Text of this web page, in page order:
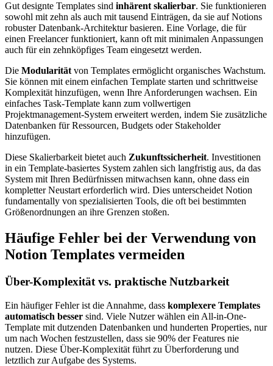
Gut designte Templates sind inhärent skalierbar. Sie funktionieren
sowohl mit zehn als auch mit tausend Einträgen, da sie auf Notions
robuster Datenbank-Architektur basieren. Eine Vorlage, die für
einen Freelancer funktioniert, kann oft mit minimalen Anpassungen
auch für ein zehnköpfiges Team eingesetzt werden.
Die Modularitätvon Templates ermöglicht organisches Wachstum.
Sie können mit einem einfachen Template starten und schrittweise
Komplexität hinzufügen, wenn Ihre Anforderungen wachsen. Ein
einfaches Task-Template kann zum vollwertigen
Projektmanagement-System erweitert werden, indem Sie zusätzliche
Datenbanken für Ressourcen, Budgets oder Stakeholder
hinzufügen.
Diese Skalierbarkeit bietet auch Zukunftssicherheit. Investitionen
in ein Template-basiertes System zahlen sich langfristig aus, da das
System mit Ihren Bedürfnissen mitwachsen kann, ohne dass ein
kompletter Neustart erforderlich wird. Dies unterscheidet Notion
fundamentally von spezialisierten Tools, die oft bei bestimmten
Größenordnungen an ihre Grenzen stoßen.
Häufige Fehler bei der Verwendung von
Notion Templates vermeiden
Über-Komplexität vs. praktische Nutzbarkeit
Ein häufiger Fehler ist die Annahme, dass komplexere Templates
automatisch besser sind. Viele Nutzer wählen ein All-in-One-
Template mit dutzenden Datenbanken und hunderten Properties, nur
um nach Wochen festzustellen, dass sie 90% der Features nie
nutzen. Diese Über-Komplexität führt zu Überforderung und
letztlich zur Aufgabe des Systems.